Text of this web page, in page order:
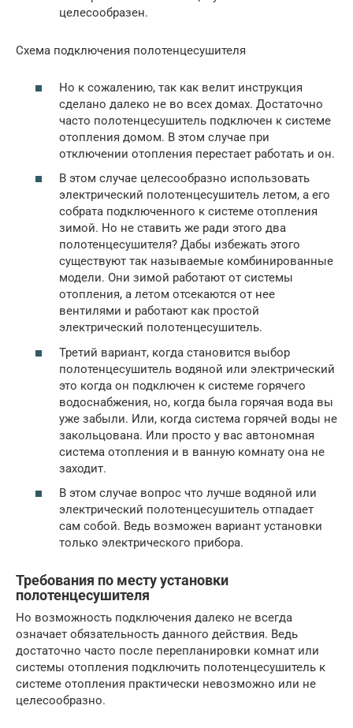
целесообразен.
Схема подключения полотенцесушителя
Но к сожалению, так как велит инструкция
сделано далеко не во всех домах. Достаточно
часто полотенцесушитель подключен к системе
отопления домом. В этом случае при
отключении отопления перестает работать и он.
В этом случае целесообразно использовать
электрический полотенцесушитель летом, а его
собрата подключенного к системе отопления
зимой. Но не ставить же ради этого два
полотенцесушителя? Дабы избежать этого
существуют так называемые комбинированные
модели. Они зимой работают от системы
отопления, а летом отсекаются от нее
вентилями и работают как простой
электрический полотенцесушитель.
Третий вариант, когда становится выбор
полотенцесушитель водяной или электрический
это когда он подключен к системе горячего
водоснабжения, но, когда была горячая вода вы
уже забыли. Или, когда система горячей воды не
закольцована. Или просто у вас автономная
система отопления и в ванную комнату она не
заходит.
В этом случае вопрос что лучше водяной или
электрический полотенцесушитель отпадает
сам собой. Ведь возможен вариант установки
только электрического прибора.
Требования по месту установки
полотенцесушителя
Но возможность подключения далеко не всегда
означает обязательность данного действия. Ведь
достаточно часто после перепланировки комнат или
системы отопления подключить полотенцесушитель к
системе отопления практически невозможно или не
целесообразно.